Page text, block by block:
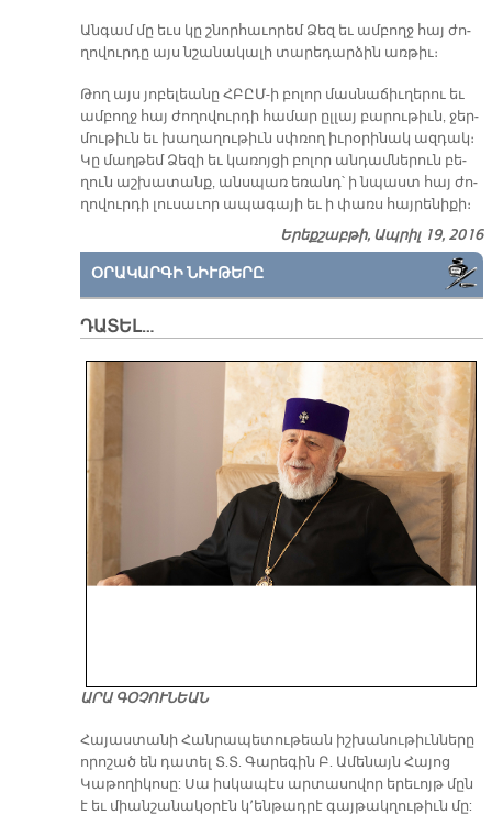
Ան­գամ մը եւս կը շնոր­հա­ւո­րեմ Ձեզ եւ ամ­բողջ հայ ժո­
ղո­վուր­դը այս նշա­նա­կա­լի տա­րե­դար­ձին առ­թիւ։
Թող այս յո­բե­լեա­նը ՀԲԸՄ-ի բո­լոր մաս­նա­ճիւ­ղե­րու եւ
ամ­բողջ հայ ժո­ղո­վուր­դի հա­մար ըլ­լայ բա­րու­թիւն, ջեր­
մու­թիւն եւ խա­ղա­ղու­թիւն սփռող իւ­րօ­րի­նակ ազ­դակ։
Կը մաղ­թեմ Ձե­զի եւ կա­ռոյ­ցի բո­լոր ան­դամ­նե­րուն բե­
ղուն աշ­խա­տանք, անս­պառ ե­ռանդ՝ ի նպաստ հայ ժո­
ղո­վուր­դի լու­սա­ւոր ա­պա­գա­յի եւ ի փառս հայ­րե­նի­քի։
Երեքշաբթի, Ապրիլ 19, 2016
ՕՐԱԿԱՐԳԻ ՆԻՒԹԵՐԸ
ԴԱՏԵԼ…
ԱՐԱ ԳՕՉՈՒՆԵԱՆ
​Հայաստանի Հանրապետութեան իշխանութիւնները
որոշած են դատել Տ.Տ. Գարեգին Բ. Ամենայն Հայոց
Կաթողիկոսը: Սա իսկապէս արտասովոր երեւոյթ մըն
է եւ միանշանակօրէն կ՚ենթադրէ գայթակղութիւն մը: